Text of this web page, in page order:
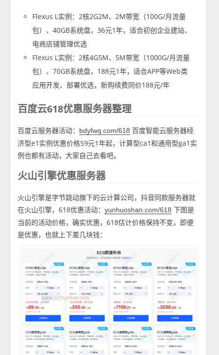
Flexus L实例：2核2G2M、2M带宽（100G/月流量
包）、40GB系统盘，36元1年，适合初创企业建站、
电商店铺管理优选
Flexus L实例：2核4G5M、5M带宽（1000G/月流量
包）、70GB系统盘，188元1年，适合APP等Web类
应用开发、部署优选，新购续费同价188元/年
百度云618优惠服务器整理
百度云服务器活动： bdyfwq.com/618 百度智能云服务器经
济型e1实例优惠价格59元1年起，计算型ca1和通用型ga1实
例也都有活动，大家自己去看吧。
火山引擎优惠服务器
火山引擎是字节跳动旗下的云计算公司，抖音同款服务器就
在火山引擎，618优惠活动：yunhuoshan.com/618 下图是
当前的活动价格，确实优惠，618估计价格保持不变，即便
是优惠，也就上下差几块钱：